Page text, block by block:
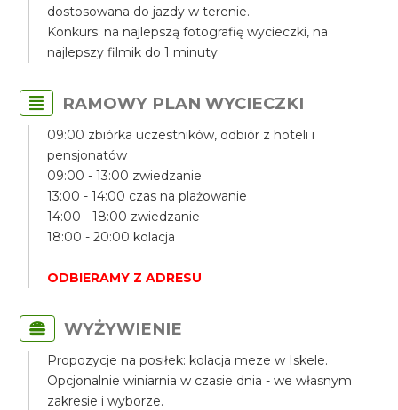
dostosowana do jazdy w terenie.
Konkurs: na najlepszą fotografię wycieczki, na
najlepszy filmik do 1 minuty
RAMOWY PLAN WYCIECZKI
09:00 zbiórka uczestników, odbiór z hoteli i
pensjonatów
09:00 - 13:00 zwiedzanie
13:00 - 14:00 czas na plażowanie
14:00 - 18:00 zwiedzanie
18:00 - 20:00 kolacja
ODBIERAMY Z ADRESU
WYŻYWIENIE
Propozycje na posiłek: kolacja meze w Iskele.
Opcjonalnie winiarnia w czasie dnia - we własnym
zakresie i wyborze.